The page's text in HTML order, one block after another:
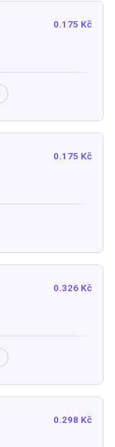
0.175 Kč
0.175 Kč
0.326 Kč
0.298 Kč